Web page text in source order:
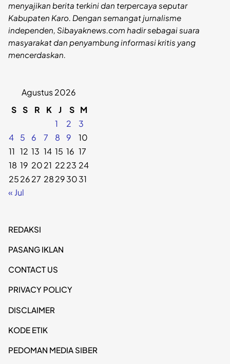
menyajikan berita terkini dan terpercaya seputar
Kabupaten Karo. Dengan semangat jurnalisme
independen, Sibayaknews.com hadir sebagai suara
masyarakat dan penyambung informasi kritis yang
mencerdaskan.
Agustus 2026
S S R K J S M
1
2
3
4
5 6 7 8 9
10
11 12 13 14 15 16 17
18 19 2021 2223 24
252627 28293031
« Jul
REDAKSI
PASANG IKLAN
CONTACT US
PRIVACY POLICY
DISCLAIMER
KODE ETIK
PEDOMAN MEDIA SIBER